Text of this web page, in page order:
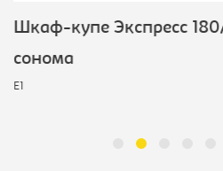
Шкаф-купе Экспресс
сонома
E1